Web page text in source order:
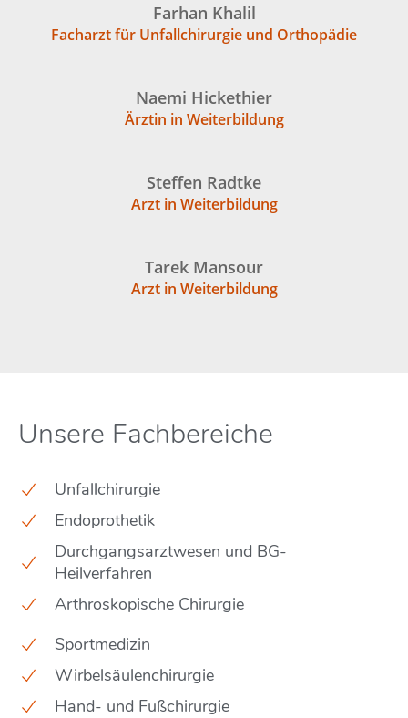
Farhan Khalil
Facharzt für Unfallchirurgie und Orthopädie
Naemi Hickethier
Ärztin in Weiterbildung
Steffen Radtke
Arzt in Weiterbildung
Tarek Mansour
Arzt in Weiterbildung
Unsere Fachbereiche
Unfallchirurgie
Endoprothetik
Durchgangsarztwesen und BG-
Heilverfahren
Arthroskopische Chirurgie
Sportmedizin
Wirbelsäulenchirurgie
Hand- und Fußchirurgie